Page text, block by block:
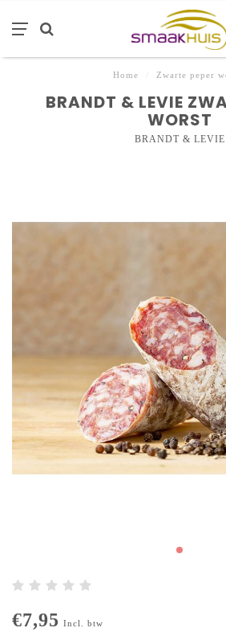
Home Zwarte peper
BRANDT & LEVIE
WORST
BRANDT & LEVIE
€7,95 Incl. btw